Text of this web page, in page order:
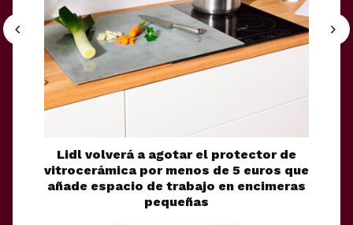
Lidl volverá a agotar el protector de
vitrocerámica por menos de 5 euros que
añade espacio de trabajo en encimeras
pequeñas